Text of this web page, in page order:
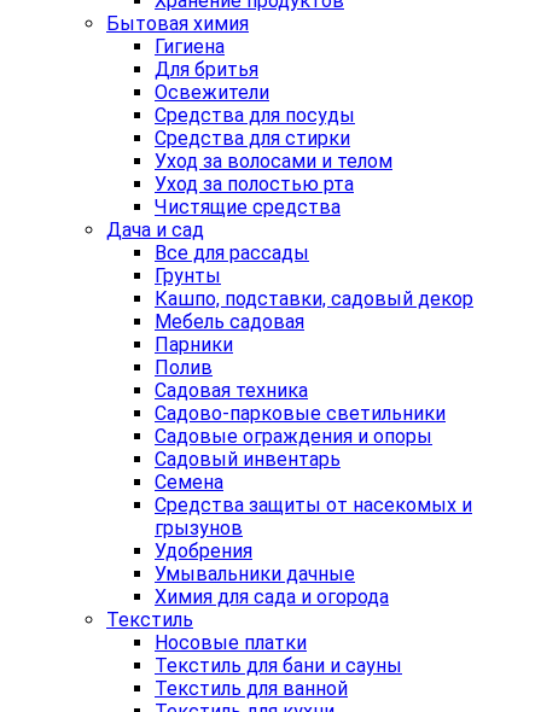
Бытовая химия
Гигиена
Для бритья
Освежители
Средства для посуды
Средства для стирки
Уход за волосами и телом
Уход за полостью рта
Чистящие средства
Дача и сад
Все для рассады
Грунты
Кашпо, подставки, садовый декор
Мебель садовая
Парники
Полив
Садовая техника
Садово-парковые светильники
Садовые ограждения и опоры
Садовый инвентарь
Семена
Средства защиты от насекомых и
грызунов
Удобрения
Умывальники дачные
Химия для сада и огорода
Текстиль
Носовые платки
Текстиль для бани и сауны
Текстиль для ванной